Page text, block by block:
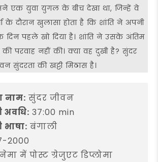
एक युवा युगल के बीच देखा था, जिन्हें वे
के दौरान खुलासा होता है कि शांति ने अपनी
दिन पहले खो दिया है। शांति ने उसके अंतिम
परवाह नहीं की। क्या वह दुखी है? सुंदर
सुंदरता की खट्टी मिठास है।
नाम: सुंदर जीवन
अवधि: 37:00 min
भाषा: बंगाली
2000
में पोस्ट ग्रेजुएट डिप्लोमा